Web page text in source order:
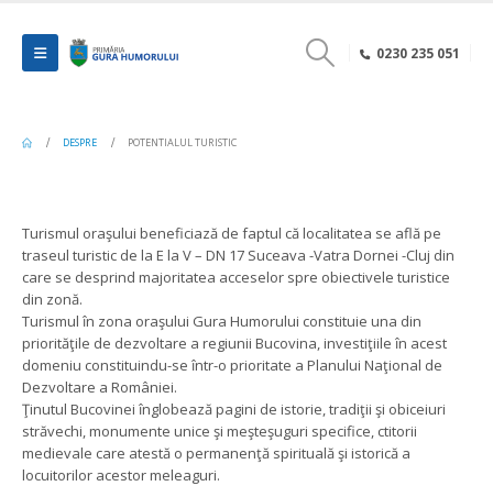
0230 235 051
DESPRE POTENTIALUL TURISTIC
Turismul oraşului beneficiază de faptul că localitatea se află pe
traseul turistic de la E la V – DN 17 Suceava -Vatra Dornei -Cluj din
care se desprind majoritatea acceselor spre obiectivele turistice
din zonă.
Turismul în zona oraşului Gura Humorului constituie una din
priorităţile de dezvoltare a regiunii Bucovina, investiţiile în acest
domeniu constituindu-se într-o prioritate a Planului Naţional de
Dezvoltare a României.
Ţinutul Bucovinei înglobează pagini de istorie, tradiţii şi obiceiuri
străvechi, monumente unice şi meşteşuguri specifice, ctitorii
medievale care atestă o permanenţă spirituală şi istorică a
locuitorilor acestor meleaguri.